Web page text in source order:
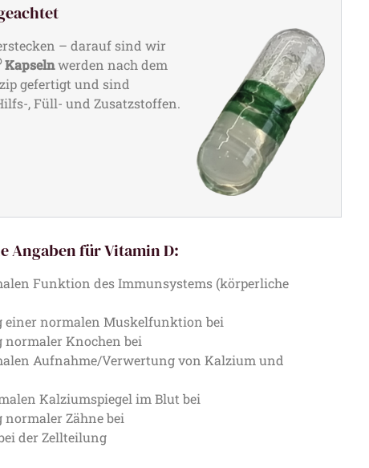
– darauf sind wir
Kapselnwerden nach dem
gefertigt und sind
, Füll- und Zusatzstoffen.
Angaben für Vitamin D:
Funktion des Immunsystems (körperliche
einer normalen Muskelfunktion bei
Knochen bei
Aufnahme/Verwertung von Kalzium und
Kalziumspiegel im Blut bei
Zähne bei
der Zellteilung